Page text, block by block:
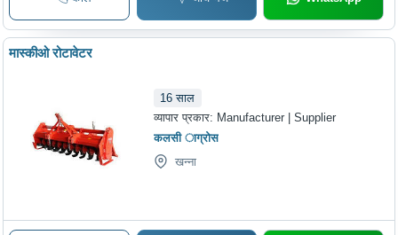
मास्कीओ रोटावेटर
16 साल
व्यापार प्रकार: Manufacturer | Supplier
कलसी ाग्रोस
खन्ना